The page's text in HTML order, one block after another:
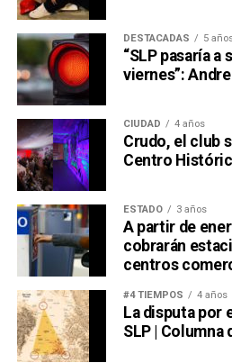
DESTACADAS 5
“SLP pasaría
viernes”:
CIUDAD 4 años
Crudo, el club
Centro
ESTADO 3 años
A partir de
cobrarán
centros
#4 TIEMPOS 4 años
La disputa por
SLP | Columna